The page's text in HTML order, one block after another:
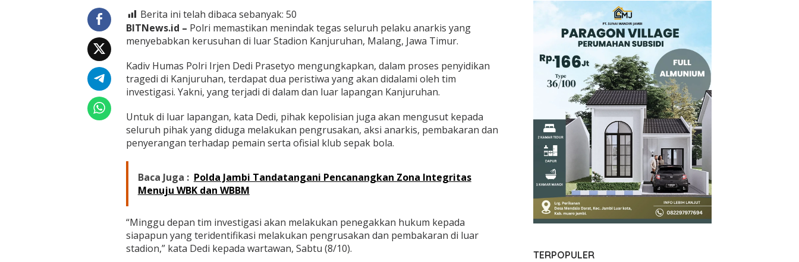
T
n
d
k
T
e
g
s
P
e
l
u
A
r
k
i
Berita ini telah dibaca sebanyak: 50
BITNews.id – Polri memastikan menindak tegas seluruh pelaku anarkis yang
menyebabkan kerusuhan di luar Stadion Kanjuruhan, Malang, Jawa Timur.
Kadiv Humas Polri Irjen Dedi Prasetyo mengungkapkan, dalam proses penyidikan
tragedi di Kanjuruhan, terdapat dua peristiwa yang akan didalami oleh tim
investigasi. Yakni, yang terjadi di dalam dan luar lapangan Kanjuruhan.
Untuk di luar lapangan, kata Dedi, pihak kepolisian juga akan mengusut kepada
seluruh pihak yang diduga melakukan pengrusakan, aksi anarkis, pembakaran dan
penyerangan terhadap pemain serta ofisial klub sepak bola.
Baca Juga : Polda Jambi Tandatangani Pencanangkan Zona Integritas
Menuju WBK dan WBBM
“Minggu depan tim investigasi akan melakukan penegakkan hukum kepada
siapapun yang teridentifikasi melakukan pengrusakan dan pembakaran di luar
stadion,” kata Dedi kepada wartawan, Sabtu (8/10).
TERPOPULER